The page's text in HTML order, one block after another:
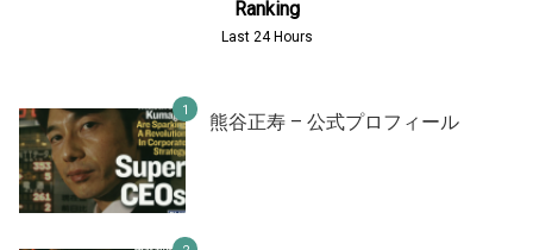
Ranking
Last 24 Hours
熊谷正寿 – 公式プロフィール